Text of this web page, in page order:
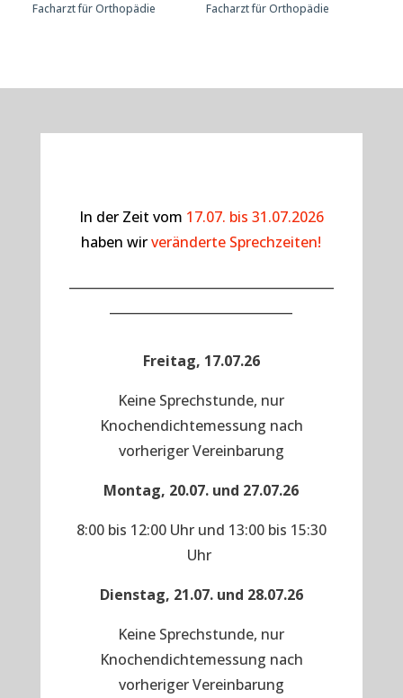
Facharzt für Orthopädie Facharzt für Orthopädie
In der Zeit vom 17.07. bis 31.07.2026
haben wirveränderte Sprechzeiten!
Freitag, 17.07.26
Keine Sprechstunde, nur
Knochendichtemessung nach
vorheriger Vereinbarung
Montag, 20.07. und 27.07.26
8:00 bis 12:00 Uhr und 13:00 bis 15:30
Uhr
Dienstag, 21.07. und 28.07.26
Keine Sprechstunde, nur
Knochendichtemessung nach
vorheriger Vereinbarung